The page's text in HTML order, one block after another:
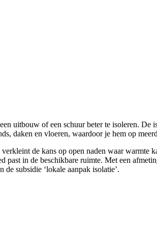
uitbouw of een schuur beter te isoleren. De
daken en vloeren, waardoor je hem op
de kans op open naden waar warmte
past in de beschikbare ruimte. Met een
subsidie ‘lokale aanpak isolatie’.